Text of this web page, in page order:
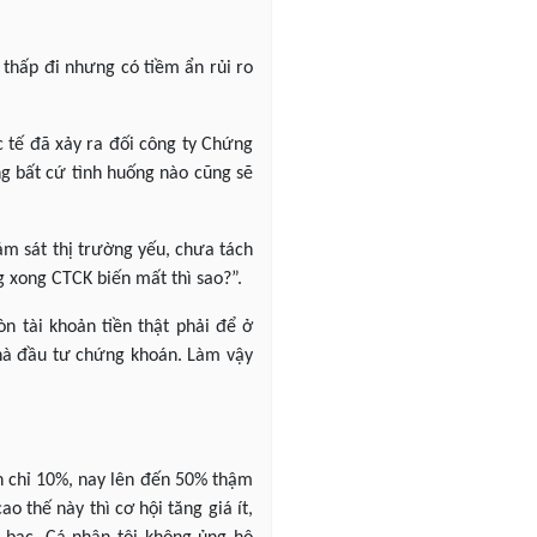
thấp đi nhưng có tiềm ẩn rủi ro
tế đã xảy ra đối công ty Chứng
bất cứ tình huống nào cũng sẽ
sát thị trường yếu, chưa tách
CTCK biến mất thì sao?”.
tài khoản tiền thật phải để ở
đầu tư chứng khoán. Làm vậy
10%, nay lên đến 50% thậm
thế này thì cơ hội tăng giá ít,